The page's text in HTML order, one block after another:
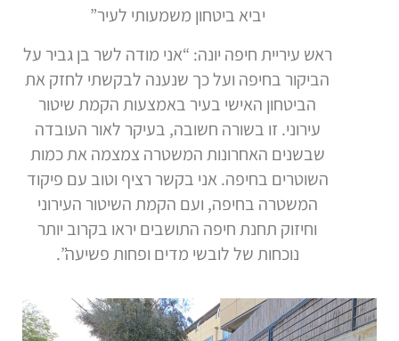
יביא ביטחון משמעותי לעיר”
ראש עיריית חיפה יונה: “אני מודה לשר בן גביר על
הביקור בחיפה ועל כך שנענה לבקשתי לחזק את
הביטחון האישי בעיר באמצעות הקמת שיטור
עירוני. זו בשורה חשובה, בעיקר לאור העובדה
שבשנים האחרונות המשטרה צמצמה את כמות
השוטרים בחיפה. אני בקשר רציף וטוב עם פיקוד
המשטרה בחיפה, ועם הקמת השיטור העירוני
וחיזוק תחנת חיפה התושבים יראו בקרוב יותר
נוכחות של לובשי מדים ופחות פשיעה”.